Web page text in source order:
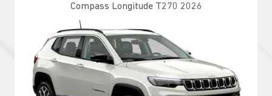
Compass Longitude T270 2026